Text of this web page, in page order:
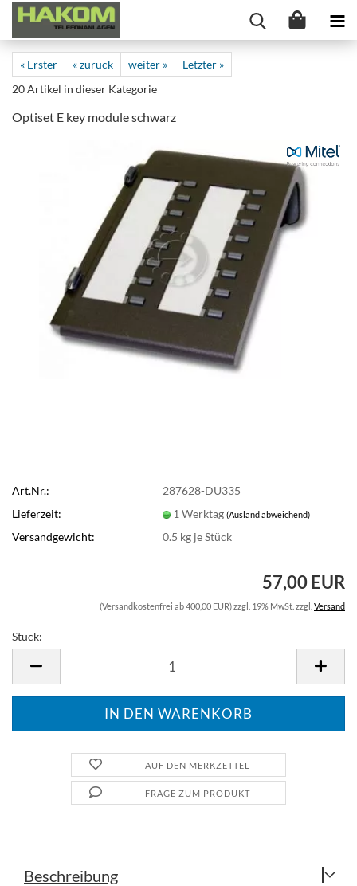
« Erster « zurück weiter »
Letzter »
20Artikel in dieser Kategorie
Optiset E key module schwarz
Art.Nr.:
287628-DU335
Lieferzeit:
1 Werktag(Ausland abweichend)
Versandgewicht: 0.5 kg je Stück
57,00 EUR
(Versandkostenfrei ab 400,00 EUR) zzgl. 19% MwSt. zzgl. Versand
Stück:
AUF DEN MERKZETTEL
FRAGE ZUM PRODUKT
Beschreibung